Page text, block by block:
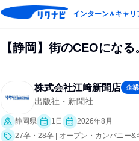
インターン＆キャリ
【静岡】街のCEOにな
株式会社江﨑新聞店 企
出版社・新聞社
静岡県 1日
2026年8月
27卒・28卒 | オープン・カンパニー&